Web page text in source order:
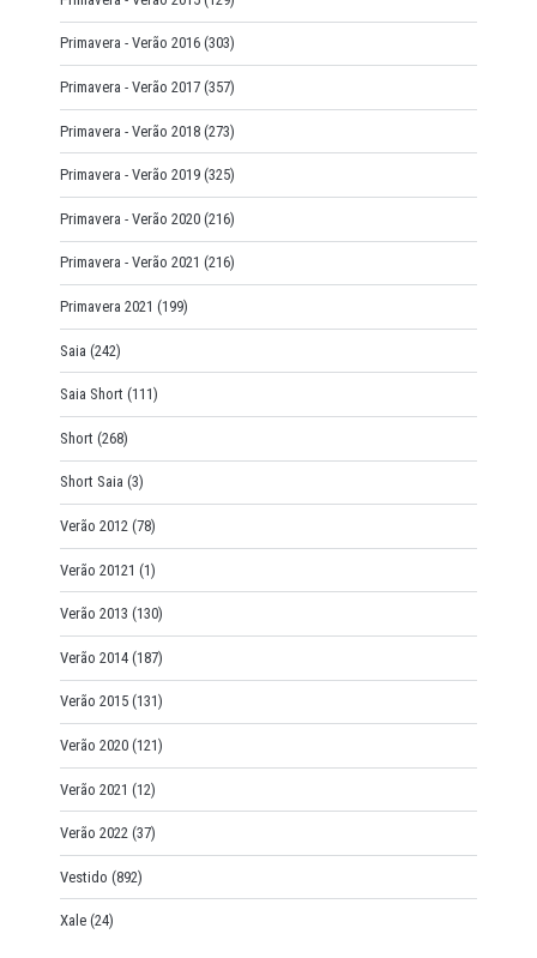
Primavera - Verão 2016 (303)
Primavera - Verão 2017 (357)
Primavera - Verão 2018 (273)
Primavera - Verão 2019 (325)
Primavera - Verão 2020 (216)
Primavera - Verão 2021 (216)
Primavera 2021 (199)
Saia (242)
Saia Short (111)
Short (268)
Short Saia (3)
Verão 2012 (78)
Verão 20121 (1)
Verão 2013 (130)
Verão 2014 (187)
Verão 2015 (131)
Verão 2020 (121)
Verão 2021 (12)
Verão 2022 (37)
Vestido (892)
Xale (24)